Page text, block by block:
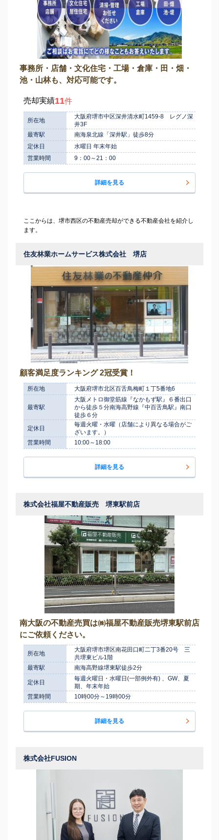
事務所・店舗・文化住宅・工場・倉庫・田・畑・
池・山林も、対応可能です。
売却実績11件
所在地
大阪府堺市中区深井清水町1459-8 レグノ深
井3F
最寄駅
南海泉北線「深井駅」徒歩8分
定休日
水曜日 年末年始
営業時間
9：00～21：00
詳細を見る
ここからは、堺市西区の不動産売却ができる不動産会社を紹介し
ます。
住友林業ホームサービス株式会社 堺店
顧客満足度ランキング 2冠受賞！
所在地 大阪府堺市北区百舌鳥梅町１丁5番地6
最寄駅
大阪メトロ御堂筋線『なかもず駅』６番出口
から徒歩５分南海高野線『中百舌鳥駅』南口
徒歩６分
定休日
毎週火曜・水曜（店舗により異なる場合がご
ざいます。）
営業時間
10:00～18:00
詳細を見る
株式会社福屋不動産販売 堺東駅前店
南大阪の不動産売買は㈱福屋不動産販売堺東駅前店
にご依頼ください。
所在地
大阪府堺市堺区南花田口町二丁3番20号 三
共堺東ビル1階
最寄駅
南海高野線堺東駅徒歩2分
定休日
毎週火曜日・水曜日(一部例外有) 、GW、夏
期、年末年始
営業時間
10時00分～19時00分
詳細を見る
株式会社FUSION